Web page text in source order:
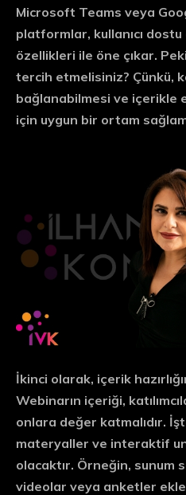
Microsoft Teams veya
platformlar, kullanıcı
özellikleri ile öne çıkar.
tercih etmelisiniz? Çünkü,
bağlanabilmesi ve içerikle
için uygun bir ortam
İkinci olarak, içerik
Webinarın içeriği,
onlara değer katmalıdır.
materyaller ve interaktif
olacaktır. Örneğin, sunum
videolar veya anketler